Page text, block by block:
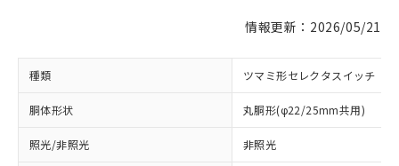
情報更新：2026/05/21
種類 ツマミ形セレクタスイッチ
胴体形状 丸胴形(φ22/25mm共用)
照光/非照光 非照光